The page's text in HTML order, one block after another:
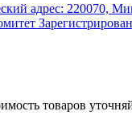
адрес: 220070,
товаров